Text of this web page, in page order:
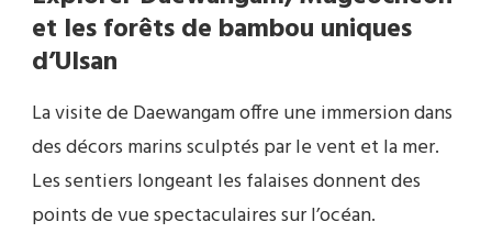
et les forêts de bambou uniques
d’Ulsan
La visite de Daewangam offre une immersion dans
des décors marins sculptés par le vent et la mer.
Les sentiers longeant les falaises donnent des
points de vue spectaculaires sur l’océan.